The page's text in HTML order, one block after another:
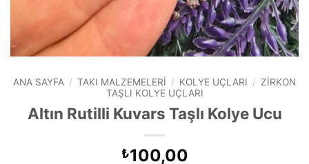
ANA SAYFA / TAKI MALZEMELERI / KOLYE UÇLARI / ZIRKON
TAŞLI KOLYE UÇLARI
Altın Rutilli Kuvars Taşlı Kolye Ucu
₺100,00